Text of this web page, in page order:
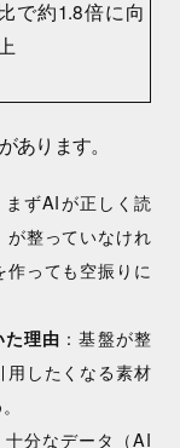
で約1.8倍に向
上
あります。
まずAIが正しく読
が整っていなけれ
作っても空振りに
理由 ：基盤が整
用したくなる素材
十分なデータ（AI